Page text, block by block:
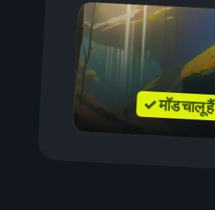
✓ मॉड चालू हैं